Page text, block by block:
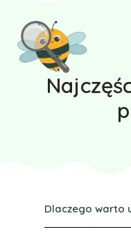
Dlaczego warto